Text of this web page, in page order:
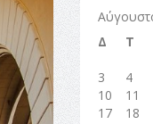
Δ
Τ
3
4
10
11
17
18